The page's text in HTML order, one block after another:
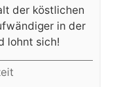
der köstlichen
in der
lohnt sich!